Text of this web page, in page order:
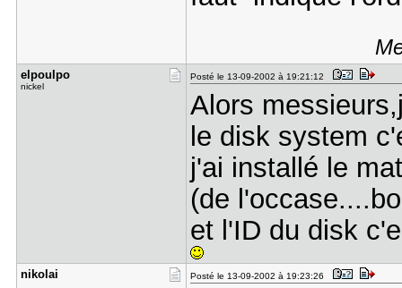
elpoulpo
nickel
Posté le 13-09-2002 à 19:21:12
Alors
le disk system
j'ai installé le
(de
et l'ID du disk
nikolai Posté le 13-09-2002 à 19:23:26